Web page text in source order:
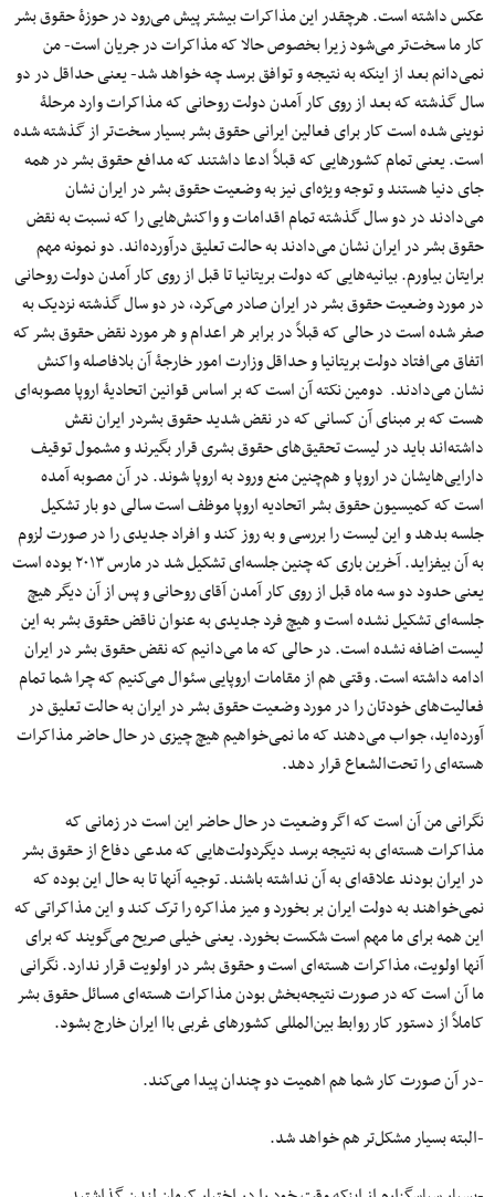
عکس داشته است. هرچقدر این مذاکرات بیشتر پیش می‌رود در حوزۀ حقوق بشر
کار ما سخت‌تر می‌شود زیرا بخصوص حالا که مذاکرات در جریان است- من
نمی‌دانم بعد از اینکه به نتیجه و توافق برسد چه خواهد شد- یعنی حداقل در دو
سال گذشته که بعد از روی کار آمدن دولت روحانی که مذاکرات وارد مرحلۀ
نوینی شده است کار برای فعالین ایرانی حقوق بشر بسیار سخت‌تر از گذشته شده
است. یعنی تمام کشورهایی که قبلاً ادعا داشتند که مدافع حقوق بشر در همه
جای دنیا هستند و توجه ویژه‌ای نیز به وضعیت حقوق بشر در ایران نشان
می‌دادند در دو سال گذشته تمام اقدامات و واکنش‌هایی را که نسبت به نقض
حقوق بشر در ایران نشان می‌دادند به حالت تعلیق درآورده‌اند. دو نمونه مهم
برایتان بیاورم. بیانیه‌هایی که دولت بریتانیا تا قبل از روی کار آمدن دولت روحانی
در مورد وضعیت حقوق بشر در ایران صادر می‌کرد، در دو سال گذشته نزدیک به
صفر شده است در حالی که قبلاً در برابر هر اعدام و هر مورد نقض حقوق بشر که
اتفاق می‌افتاد دولت بریتانیا و حداقل وزارت امور خارجۀ آن بلافاصله واکنش
نشان می‌دادند. دومین نکته آن است که بر اساس قوانین اتحادیۀ اروپا مصوبه‌ای
هست که بر مبنای آن کسانی که در نقض شدید حقوق بشردر ایران نقش
داشته‌اند باید در لیست تحقیق‌های حقوق بشری قرار بگیرند و مشمول توقیف
دارایی‌هایشان در اروپا و هم‌چنین منع ورود به اروپا شوند. در آن مصوبه آمده
است که کمیسیون حقوق بشر اتحادیه اروپا موظف است سالی دو بار تشکیل
جلسه بدهد و این لیست را بررسی و به روز کند و افراد جدیدی را در صورت لزوم
به آن بیفزاید. آخرین باری که چنین جلسه‌ای تشکیل شد در مارس ۲۰۱۳ بوده است
یعنی حدود دو سه ماه قبل از روی کار آمدن آقای روحانی و پس از آن دیگر هیچ
جلسه‌ای تشکیل نشده است و هیچ فرد جدیدی به عنوان ناقض حقوق بشر به این
لیست اضافه نشده است. در حالی که ما می‌دانیم که نقض حقوق بشر در ایران
ادامه داشته است. وقتی هم از مقامات اروپایی سئوال می‌کنیم که چرا شما تمام
فعالیت‌های خودتان را در مورد وضعیت حقوق بشر در ایران به حالت تعلیق در
آورده‌اید، جواب می‌دهند که ما نمی‌خواهیم هیچ چیزی در حال حاضر مذاکرات
هسته‌ای را تحت‌الشعاع قرار دهد.
نگرانی من آن است که اگر وضعیت در حال حاضر این است در زمانی که
مذاکرات هسته‌ای به نتیجه برسد دیگردولت‌هایی که مدعی دفاع از حقوق بشر
در ایران بودند علاقه‌ای به آن نداشته باشند. توجیه آنها تا به حال این بوده که
نمی‌خواهند به دولت ایران بر بخورد و میز مذاکره را ترک کند و این مذاکراتی که
این همه برای ما مهم است شکست بخورد. یعنی خیلی صریح می‌گویند که برای
آنها اولویت، مذاکرات هسته‌ای است و حقوق بشر در اولویت قرار ندارد. نگرانی
ما آن است که در صورت نتیجه‌بخش بودن مذاکرات هسته‌ای مسائل حقوق بشر
کاملاً از دستور کار روابط بین‌المللی کشورهای غربی باا ایران خارج بشود.
-در آن صورت کار شما هم اهمیت دو چندان پیدا می‌کند.
-البته بسیار مشکل‌تر هم خواهد شد.